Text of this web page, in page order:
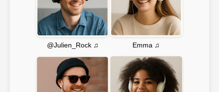
@Julien_Rock ♫ Emma ♫